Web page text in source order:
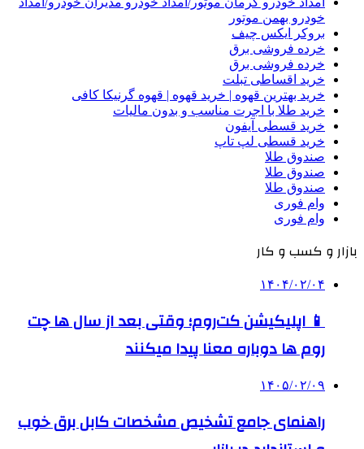
خودرو بهمن موتور
بروکر ایکس چیف
خرده فروشی برق
خرده فروشی برق
خرید اقساطی تبلت
خرید بهترین قهوه | خرید قهوه | قهوه گرنیکا کافی
خرید طلا با اجرت مناسب و بدون مالیات
خرید قسطی آیفون
خرید قسطی لپ تاپ
صندوق طلا
صندوق طلا
صندوق طلا
وام فوری
وام فوری
بازار و کسب و کار
۱۴۰۴/۰۲/۰۴
📱 اپلیکیشن کت‌روم؛ وقتی بعد از سال ها چت
روم ها دوباره معنا پیدا میکنند
۱۴۰۵/۰۲/۰۹
راهنمای جامع تشخیص مشخصات کابل برق خوب